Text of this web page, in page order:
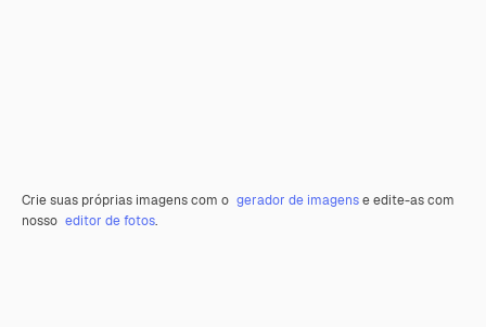
Crie suas próprias imagens com o gerador de imagense edite-as com
nosso editor de fotos.